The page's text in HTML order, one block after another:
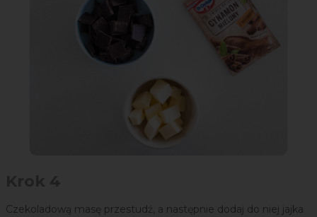
Czekoladową masę przestudź, a następnie dodaj do niej jajka